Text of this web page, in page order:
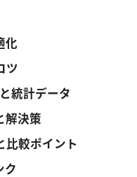
化
ツ
統計データ
解決策
比較ポイント
ク